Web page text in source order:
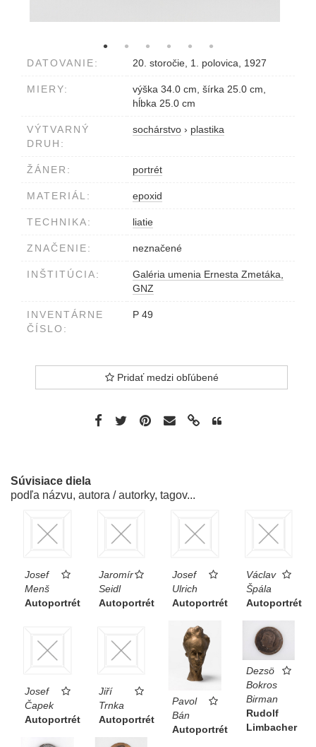
DATOVANIE: 20. storočie, 1. polovica, 1927
MIERY:
výška 34.0 cm, šírka 25.0 cm,
hĺbka 25.0 cm
VÝTVARNÝ
DRUH:
sochárstvo › plastika
ŽÁNER: portrét
MATERIÁL: epoxid
TECHNIKA: liatie
ZNAČENIE: neznačené
INŠTITÚCIA:
Galéria umenia Ernesta Zmetáka,
GNZ
INVENTÁRNE
ČÍSLO:
P 49
Pridať medzi obľúbené
Súvisiace diela
podľa názvu, autora / autorky, tagov...
Josef
Menš
Autoportrét
Jaromír
Seidl
Autoportrét
Josef
Ulrich
Autoportrét
Václav
Špála
Autoportrét
Josef
Čapek
Autoportrét
Jiří
Trnka
Autoportrét
Pavol
Bán
Autoportrét
Dezsö
Bokros
Birman
Rudolf
Limbacher